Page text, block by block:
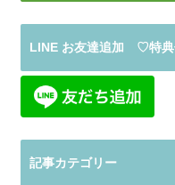
LINE お友達追加 ♡特
記事カテゴリー